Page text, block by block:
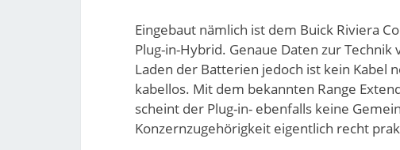
Eingebaut nämlich ist dem Buick Riviera
Plug-in-Hybrid. Genaue Daten zur
Laden der Batterien jedoch ist kein Kabel
kabellos. Mit dem bekannten Range
scheint der Plug-in- ebenfalls keine
Konzernzugehörigkeit eigentlich recht